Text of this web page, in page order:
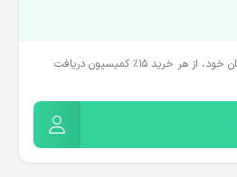
با معرفی این محصول به دوستان خود، از هر خرید ۱۵٪ کمیسیون دریافت